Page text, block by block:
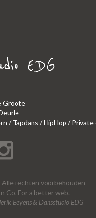
Groote
/ Tapdans / HipHop / Private
rechten voorbehouden
Co. For a better web.
Beyens & Dansstudio EDG